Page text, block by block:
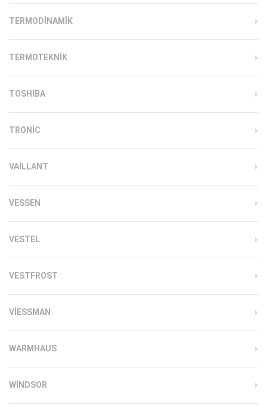
TERMODINAMIK
TERMOTEKNIK
TOSHIBA
TRONIC
VAILLANT
VESSEN
VESTEL
VESTFROST
VIESSMAN
WARMHAUS
WINDSOR